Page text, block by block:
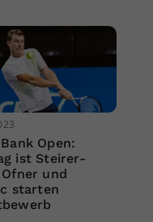
Open:
ist Steirer-
und
starten